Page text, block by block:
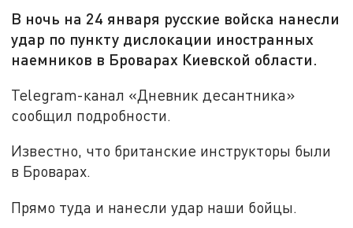
В ночь на 24 января русские войска нанесли
удар по пункту дислокации иностранных
наемников в Броварах Киевской области.
Telegram-канал «Дневник десантника»
сообщил подробности.
Известно, что британские инструкторы были
в Броварах.
Прямо туда и нанесли удар наши бойцы.